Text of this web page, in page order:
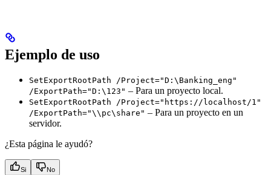
Ejemplo de uso
SetExportRootPath /Project="D:\Banking_eng"
/ExportPath="D:\123" – Para un proyecto local.
SetExportRootPath /Project="https://localhost/1"
/ExportPath="\\pc\share" – Para un proyecto en un
servidor.
¿Esta página le ayudó?
Si No